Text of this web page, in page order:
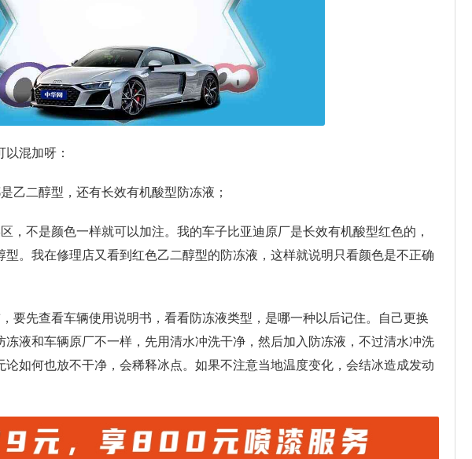
混加呀：
乙二醇型，还有长效有机酸型防冻液；
，不是颜色一样就可以加注。我的车子比亚迪原厂是长效有机酸型红色的，
。我在修理店又看到红色乙二醇型的防冻液，这样就说明只看颜色是不正确
要先查看车辆使用说明书，看看防冻液类型，是哪一种以后记住。自己更换
冻液和车辆原厂不一样，先用清水冲洗干净，然后加入防冻液，不过清水冲洗
如何也放不干净，会稀释冰点。如果不注意当地温度变化，会结冰造成发动